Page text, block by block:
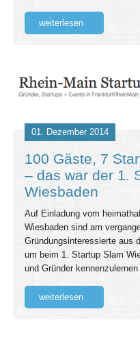
weiterlesen
01. Dezember 2014
100 Gäste, 7
– das war der 1.
Wiesbaden
Auf Einladung vom
Wiesbaden sind am
Gründungsinteressierte aus
um beim 1. Startup Slam
und Gründer
weiterlesen